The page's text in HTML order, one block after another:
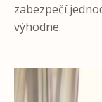
zabezpečí
výhodne.